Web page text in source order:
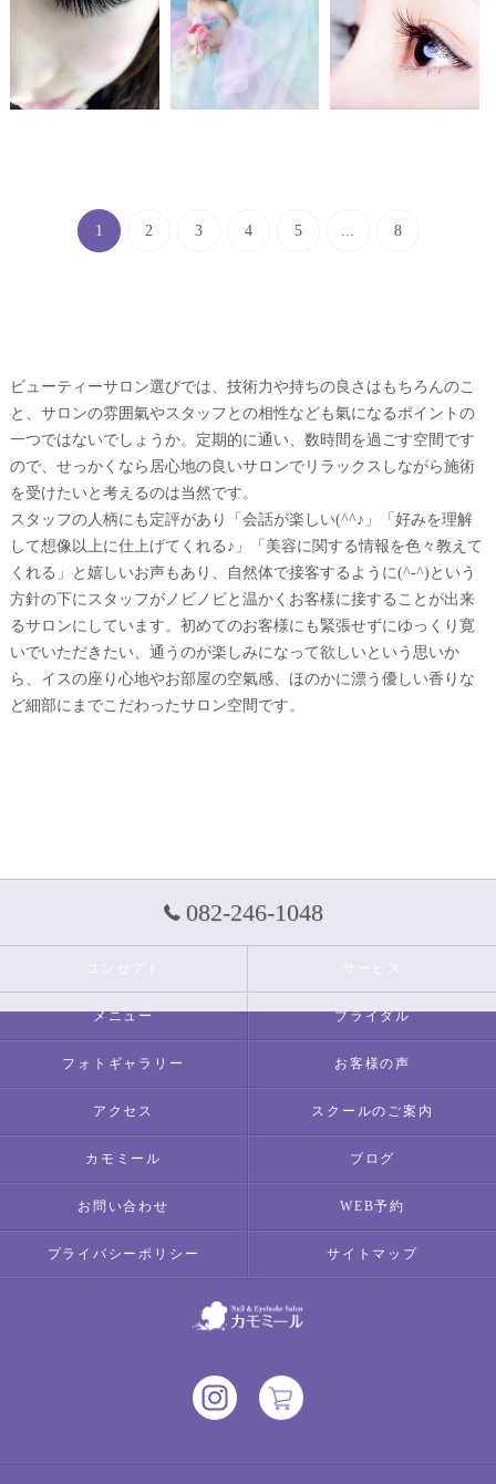
1 2 3 4 5 8
ビューティーサロン選びでは、技術力や持ちの良さはもちろんのこ
と、サロンの雰囲氣やスタッフとの相性なども氣になるポイントの
一つではないでしょうか。定期的に通い、数時間を過ごす空間です
ので、せっかくなら居心地の良いサロンでリラックスしながら施術
を受けたいと考えるのは当然です。
スタッフの人柄にも定評があり「会話が楽しい(^^♪」「好みを理解
して想像以上に仕上げてくれる♪」「美容に関する情報を色々教えて
くれる」と嬉しいお声もあり、自然体で接客するように(^-^)という
方針の下にスタッフがノビノビと温かくお客様に接することが出来
るサロンにしています。初めてのお客様にも緊張せずにゆっくり寛
いでいただきたい、通うのが楽しみになって欲しいという思いか
ら、イスの座り心地やお部屋の空氣感、ほのかに漂う優しい香りな
ど細部にまでこだわったサロン空間です。
082-246-1048
サービス
メニュー ブライダル
フォトギャラリー お客様の声
アクセス スクールのご案内
カモミール ブログ
お問い合わせ WEB予約
プライバシーポリシー サイトマップ